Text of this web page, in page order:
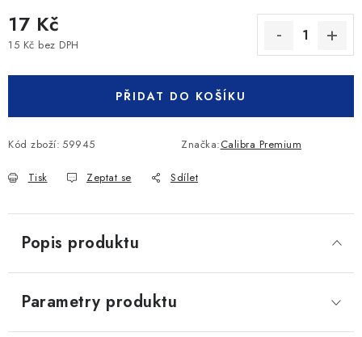
17 Kč
15 Kč bez DPH
PŘIDAT DO KOŠÍKU
Kód zboží: 59945 Značka:Calibra Premium
Tisk Zeptat se Sdílet
Popis produktu
Parametry produktu